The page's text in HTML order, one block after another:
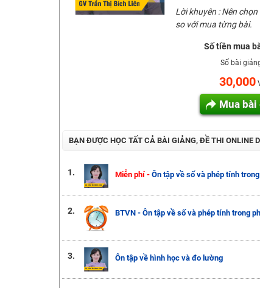
Khai giảng các khóa lớp 9 Toán - Lý - Hóa - Văn -
Khai giảng khóa Ngữ văn 7 - xây nền vững chắc cho
Luyện thi vào lớp 10 môn Toán, Văn, Hóa, Anh, Lý
Lời khuyên : Nên
so với mua từng bài.
Số tiền mua
Số bài
30,000
Mua bài
BẠN ĐƯỢC HỌC TẤT CẢ BÀI GIẢNG, ĐỀ THI ONLINE
1. Miễn phí - Ôn tập về số và phép tính
2. BTVN - Ôn tập về số và phép tính trong
3. Ôn tập về hình học và đo lường